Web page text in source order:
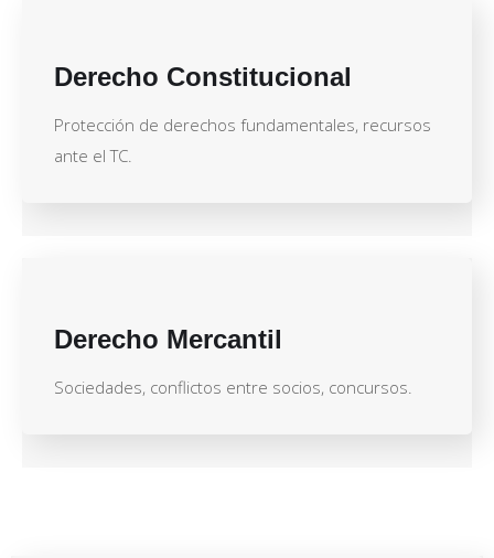
Derecho Constitucional
Protección de derechos fundamentales, recursos
ante el TC.
Derecho Mercantil
Sociedades, conflictos entre socios, concursos.